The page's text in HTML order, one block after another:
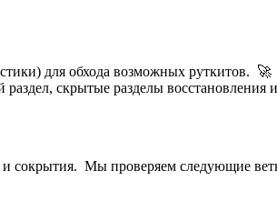
для обхода возможных руткитов. 🚀
скрытые разделы
и сокрытия. Мы проверяем следующие